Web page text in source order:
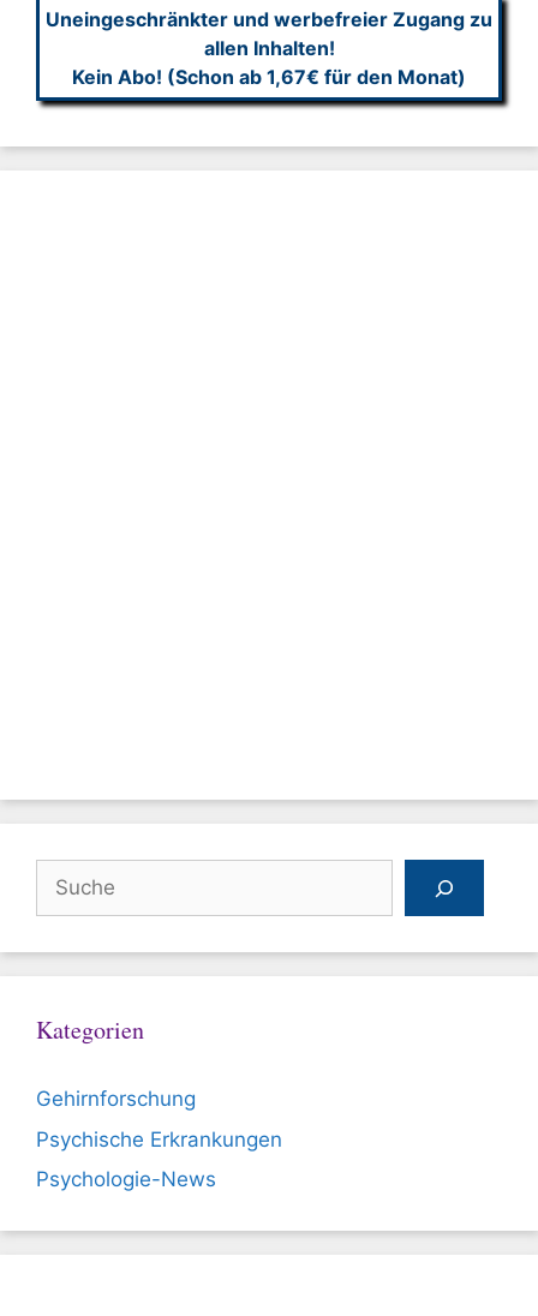
Uneingeschränkter und werbefreier Zugang zu
allen Inhalten!
Kein Abo! (Schon ab 1,67€ für den Monat)
Suchen
Kategorien
Gehirnforschung
Psychische Erkrankungen
Psychologie-News